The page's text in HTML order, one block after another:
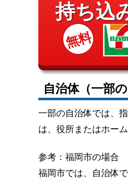
無料
持ち込
自治体（一部
一部の自治体では、
は、役所またはホー
参考：福岡市の場合
福岡市では、自治体